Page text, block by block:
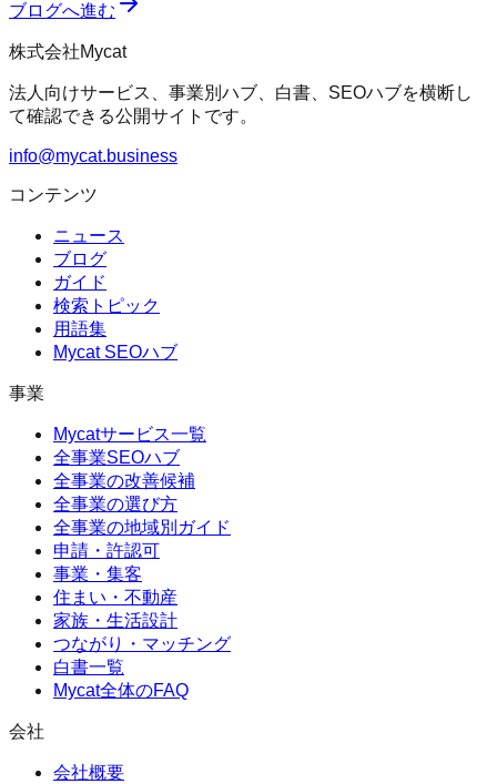
ブログへ進む
株式会社Mycat
法人向けサービス、事業別ハブ、白書、SEOハブを横断し
て確認できる公開サイトです。
info@mycat.business
コンテンツ
ニュース
ブログ
ガイド
検索トピック
用語集
Mycat SEOハブ
事業
Mycatサービス一覧
全事業SEOハブ
全事業の改善候補
全事業の選び方
全事業の地域別ガイド
申請・許認可
事業・集客
住まい・不動産
家族・生活設計
つながり・マッチング
白書一覧
Mycat全体のFAQ
会社
会社概要